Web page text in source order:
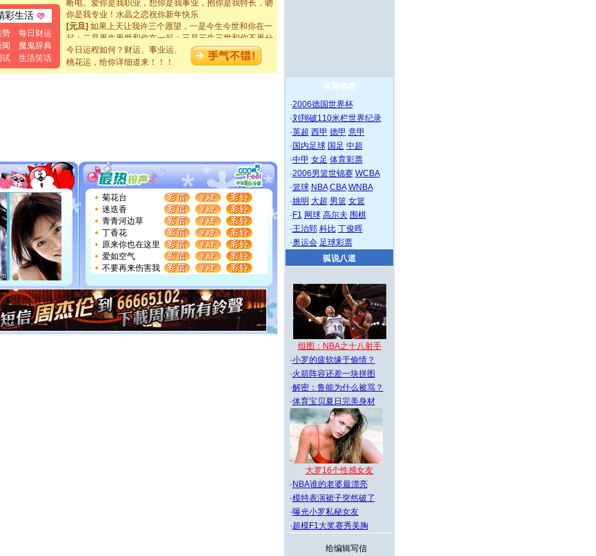
彩生活
势
每日财运
魔鬼辞典
试
生活笑话
你是我专业！水晶之恋祝你新年快乐
[元旦]如果上天让我许三个愿望，一是今生今世和你在一
起；二是再生再世和你在一起；三是三生三世和你不再分
[元旦]当我狠下心扭头离去那一刻，你在我身后无助地哭
泣，这痛楚让我明白我多么爱你。我转身抱住你：这猪不
你太多，只有给你五千万：千万快乐！千万要健康！千万
要平安！千万要知足！千万不要忘记我！
[圣诞节]不只这样的日子才会想起你,而是这样的日子才
能正大光明地骚扰你,告诉你,圣诞要快乐!新年要快乐!天天
都要快乐噢!
[圣诞节]奉上一颗祝福的心,在这个特别的日子里,愿幸福,
如意,快乐,鲜花,一切美好的祝愿与你同在.圣诞快乐!
[元旦]
看到你我会触电；看不到你我要充电；没有你我会
断电。爱你是我职业，想你是我事业，抱你是我特长，吻
你是我专业！水晶之恋祝你新年快乐
[元旦]如果上天让我许三个愿望，一是今生今世和你在一
起；二是再生再世和你在一起；三是三生三世和你不再分
离。水晶之恋祝你新年快乐
[元旦]当我狠下心扭头离去那一刻，你在我身后无助地哭
泣，这痛楚让我明白我多么爱你。我转身抱住你：这猪不
今日运程如何？财运、事业运、
桃花运，给你详细道来！！！
菊花台
迷迭香
青青河边草
丁香花
原来你也在这里
爱如空气
不要再来伤害我
体育推荐
·2006德国世界杯
·刘翔破110米栏世界纪录
·英超 西甲 德甲 意甲
· 国内足球 国足 中超
·中甲 女足 体育彩票
·2006男篮世锦赛 WCBA
·篮球 NBA CBA WNBA
·姚明 大超 男篮 女篮
· F1 网球 高尔夫 围棋
·王治郅 科比 丁俊晖
·奥运会 足球彩票
狐说八道
组图：NBA之十八射手
·小罗的疲软缘于偷情？
·火箭阵容还差一块拼图
·解密：鲁能为什么被骂？
·体育宝贝夏日完美身材
大罗16个性感女友
· NBA谁的老婆最漂亮
·模特表演裙子突然破了
·曝光小罗私秘女友
·超模F1大奖赛秀美胸
给编辑写信